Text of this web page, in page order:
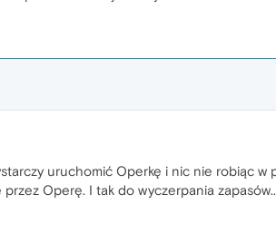
uruchomić Operkę i nic nie robiąc w
przez Operę. I tak do wyczerpania